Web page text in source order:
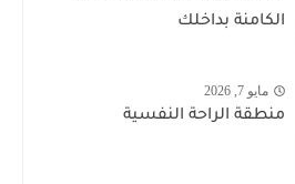
الكامنة بداخلك
مايو 7, 2026
منطقة الراحة النفسية